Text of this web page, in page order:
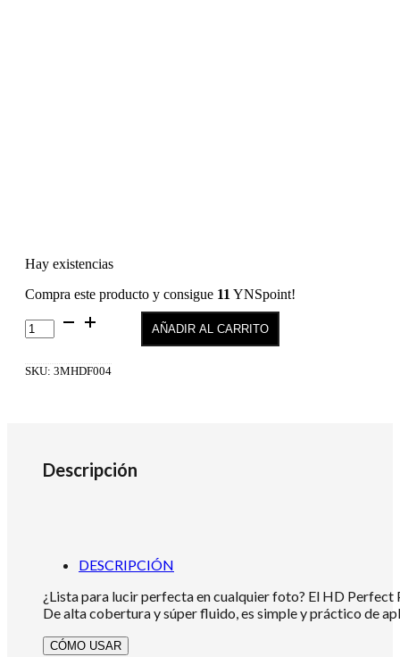
Hay existencias
Compra este producto y consigue 11 YNSpoint!
HD
PERFECT
-
AÑADIR AL CARRITO
SKU: 3MHDF004
Descripción
DESCRIPCIÓN
¿Lista para lucir perfecta en cualquier foto? El HD
De alta cobertura y súper fluido, es simple y práctico de
CÓMO USAR